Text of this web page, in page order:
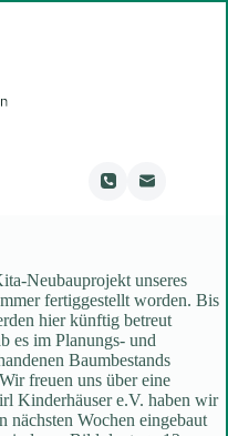
Neubauprojekt unseres
fertiggestellt worden. Bis
hier künftig betreut
es im Planungs- und
Baumbestands
freuen uns über eine
Kinderhäuser e.V. haben wir
nächsten Wochen eingebaut